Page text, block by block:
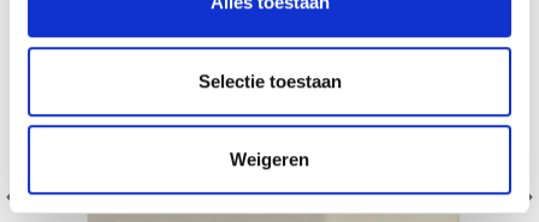
Selectie toestaan
Weigeren